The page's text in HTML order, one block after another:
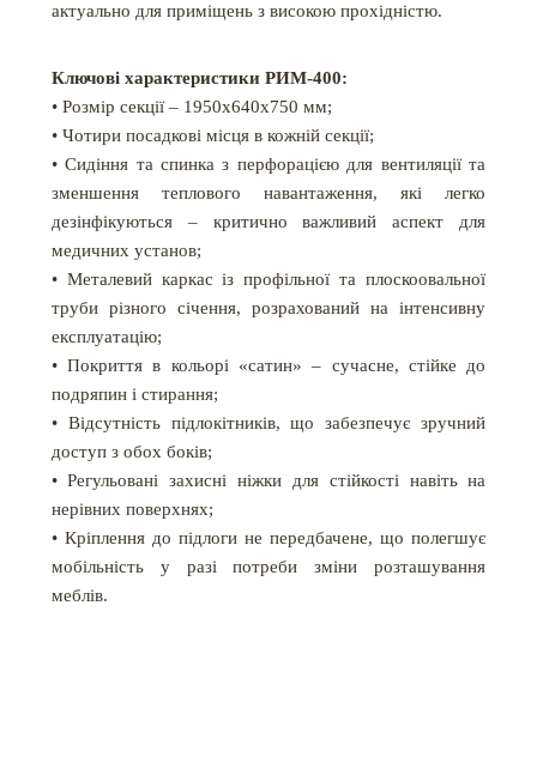
актуально для приміщень з високою прохідністю.
Ключові характеристики РИМ-400:
• Розмір секції – 1950х640х750 мм;
• Чотири посадкові місця в кожній секції;
• Сидіння та спинка з перфорацією для вентиляції та
зменшення теплового навантаження, які легко
дезінфікуються – критично важливий аспект для
медичних установ;
• Металевий каркас із профільної та плоскоовальної
труби різного січення, розрахований на інтенсивну
експлуатацію;
• Покриття в кольорі «сатин» – сучасне, стійке до
подряпин і стирання;
• Відсутність підлокітників, що забезпечує зручний
доступ з обох боків;
• Регульовані захисні ніжки для стійкості навіть на
нерівних поверхнях;
• Кріплення до підлоги не передбачене, що полегшує
мобільність у разі потреби зміни розташування
меблів.